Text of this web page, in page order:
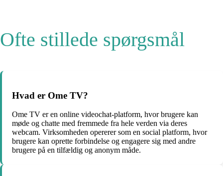
Ofte stillede spørgsmål
Hvad er Ome TV?
Ome TV er en online videochat-platform, hvor brugere kan
møde og chatte med fremmede fra hele verden via deres
webcam. Virksomheden opererer som en social platform, hvor
brugere kan oprette forbindelse og engagere sig med andre
brugere på en tilfældig og anonym måde.